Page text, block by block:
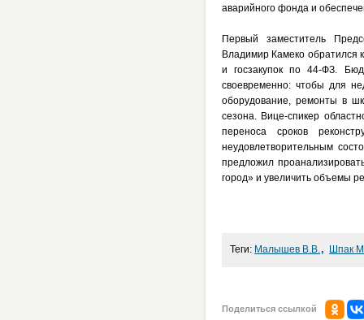
аварийного фонда и
Первый заместитель
Владимир Камеко обратился
и госзакупок по 44-ФЗ.
своевременно: чтобы для
оборудование, ремонты в
сезона. Вице-спикер
переноса сроков
неудовлетворительным
предложил
город» и увеличить объемы
Теги: Малышев В.В., Шпак
Поделиться ссылкой